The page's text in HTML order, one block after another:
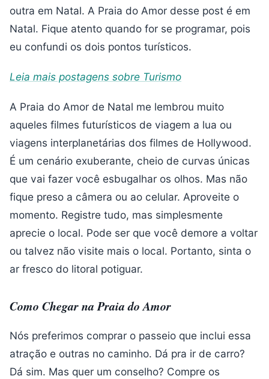
outra em Natal. A Praia do Amor desse post é em
Natal. Fique atento quando for se programar, pois
eu confundi os dois pontos turísticos.
Leia mais postagens sobre Turismo
A Praia do Amor de Natal me lembrou muito
aqueles filmes futurísticos de viagem a lua ou
viagens interplanetárias dos filmes de Hollywood.
É um cenário exuberante, cheio de curvas únicas
que vai fazer você esbugalhar os olhos. Mas não
fique preso a câmera ou ao celular. Aproveite o
momento. Registre tudo, mas simplesmente
aprecie o local. Pode ser que você demore a voltar
ou talvez não visite mais o local. Portanto, sinta o
ar fresco do litoral potiguar.
Como Chegar na Praia do Amor
Nós preferimos comprar o passeio que inclui essa
atração e outras no caminho. Dá pra ir de carro?
Dá sim. Mas quer um conselho? Compre os